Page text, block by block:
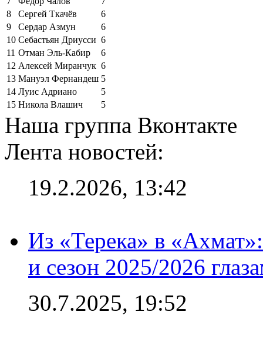
8
Сергей Ткачёв
6
9
Сердар Азмун
6
10 Себастьян Дриусси 6
11 Отман Эль-Кабир
6
12 Алексей Миранчук 6
13 Мануэл Фернандеш 5
14 Луис Адриано
5
15 Никола Влашич 5
Наша группа Вконтакте
Лента новостей:
19.2.2026, 13:42
Из «Терека» в
и сезон 2025/2026
30.7.2025, 19:52